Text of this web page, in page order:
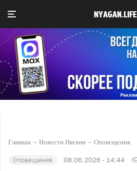
NYAGAN.LIFE
Главная Новости Нягани Оповещения
Оповещения 08.06.2026 - 14:44